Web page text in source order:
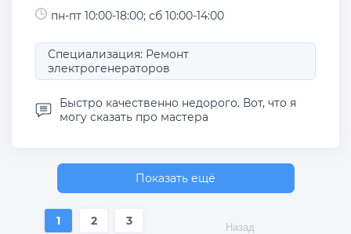
пн-пт 10:00-18:00; сб 10:00-14:00
Специализация: Ремонт
электрогенераторов
Быстро качественно недорого. Вот, что я
могу сказать про мастера
Показать ещё
Назад
1 2 3